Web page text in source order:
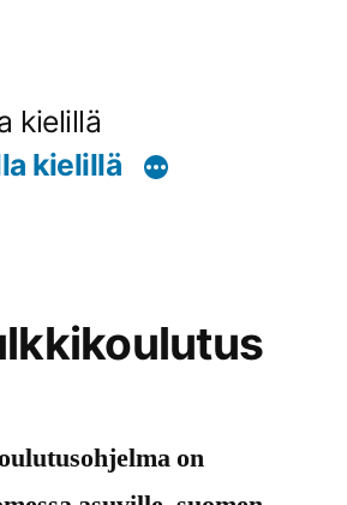
kielillä
kielillä
on